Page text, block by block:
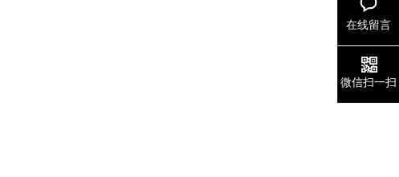
在线留言
微信扫一扫